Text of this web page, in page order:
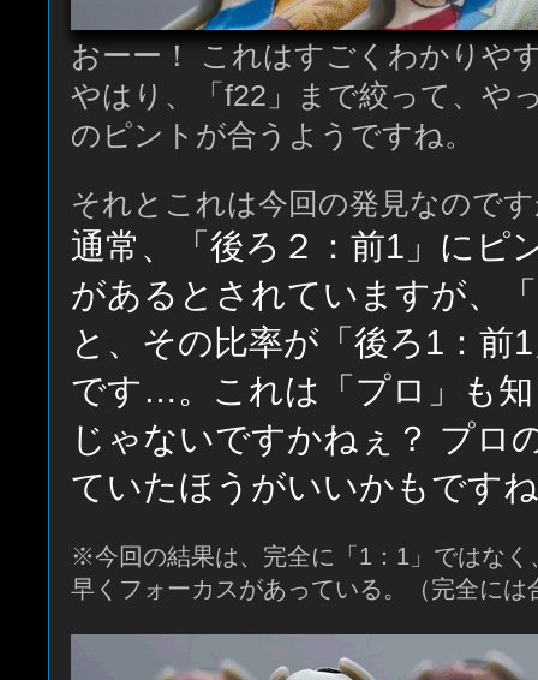
おーー！ これはすごくわかりや
やはり、「f22」まで絞って、や
のピントが合うようですね。
それとこれは今回の発見なので
通常、「後ろ２：前1」にピ
があるとされていますが、
と、その比率が「後ろ1：前
です…。これは「プロ」も
じゃないですかねぇ？ プロ
ていたほうがいいかもです
※今回の結果は、完全に「1：1」ではなく
早くフォーカスがあっている。（完全には